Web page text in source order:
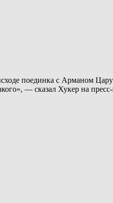
поединка с Арманом
— сказал Хукер на